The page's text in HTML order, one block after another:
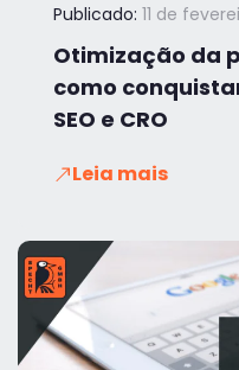
Publicado: 11 de
Otimização da
como
SEO e CRO
Leia mais